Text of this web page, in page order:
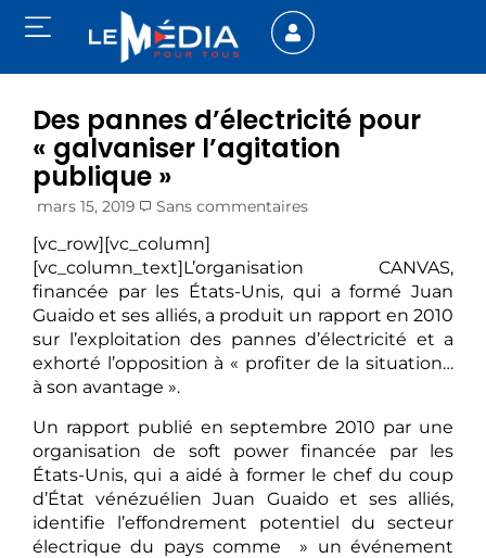
Des pannes d’électricité pour
« galvaniser l’agitation
publique »
mars 15, 2019 Sans commentaires
[vc_row][vc_column]
[vc_column_text]L’organisation CANVAS,
financée par les États-Unis, qui a formé Juan
Guaido et ses alliés, a produit un rapport en 2010
sur l’exploitation des pannes d’électricité et a
exhorté l’opposition à « profiter de la situation…
à son avantage ».
Un rapport publié en septembre 2010 par une
organisation de soft power financée par les
États-Unis, qui a aidé à former le chef du coup
d’État vénézuélien Juan Guaido et ses alliés,
identifie l’effondrement potentiel du secteur
électrique du pays comme » un événement